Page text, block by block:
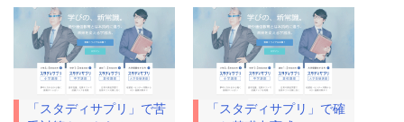
て
T
w
i
t
t
e
r
共
o
o
k
で
共
有
す
る
に
は
「スタディサプリ」で苦
「スタディサプリ」で確